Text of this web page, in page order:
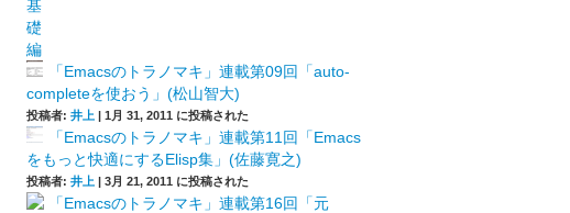
「Emacsのトラノマキ」連載第09回「auto-
completeを使おう」(松山智大)
投稿者:井上 |1月 31, 2011 に投稿された
「Emacsのトラノマキ」連載第11回「Emacs
をもっと快適にするElisp集」(佐藤寛之)
投稿者:井上 |3月 21, 2011 に投稿された
「Emacsのトラノマキ」連載第16回「元